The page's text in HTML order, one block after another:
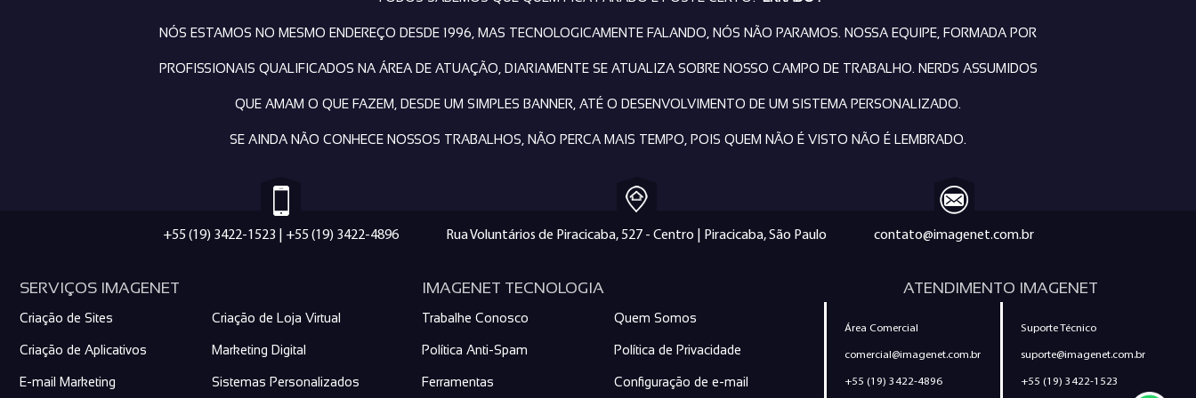
NÓS ESTAMOS NO MESMO ENDEREÇO DESDE 1996, MAS TECNOLOGICAMENTE FALANDO, NÓS NÃO PARAMOS. NOSSA EQUIPE, FORMADA POR
PROFISSIONAIS QUALIFICADOS NA ÁREA DE ATUAÇÃO, DIARIAMENTE SE ATUALIZA SOBRE NOSSO CAMPO DE TRABALHO. NERDS ASSUMIDOS
QUE AMAM O QUE FAZEM, DESDE UM SIMPLES BANNER, ATÉ O DESENVOLVIMENTO DE UM SISTEMA PERSONALIZADO.
SE AINDA NÃO CONHECE NOSSOS TRABALHOS, NÃO PERCA MAIS TEMPO, POIS QUEM NÃO É VISTO NÃO É LEMBRADO.
+55 (19) 3422-1523 | +55 (19) 3422-4896 Rua Voluntários de Piracicaba, 527 - Centro | Piracicaba, São Paulo contato@imagenet.com.br
SERVIÇOS IMAGENET
Criação de Sites Criação de Loja Virtual
Criação de Aplicativos Marketing Digital
E-mail Marketing Sistemas Personalizados
IMAGENET TECNOLOGIA
Trabalhe Conosco Quem Somos
Política Anti-Spam Política de Privacidade
Ferramentas Configuração de e-mail
ATENDIMENTO IMAGENET
Área Comercial
comercial@imagenet.com.br
+55 (19) 3422-4896
Suporte Técnico
suporte@imagenet.com.br
+55 (19) 3422-1523